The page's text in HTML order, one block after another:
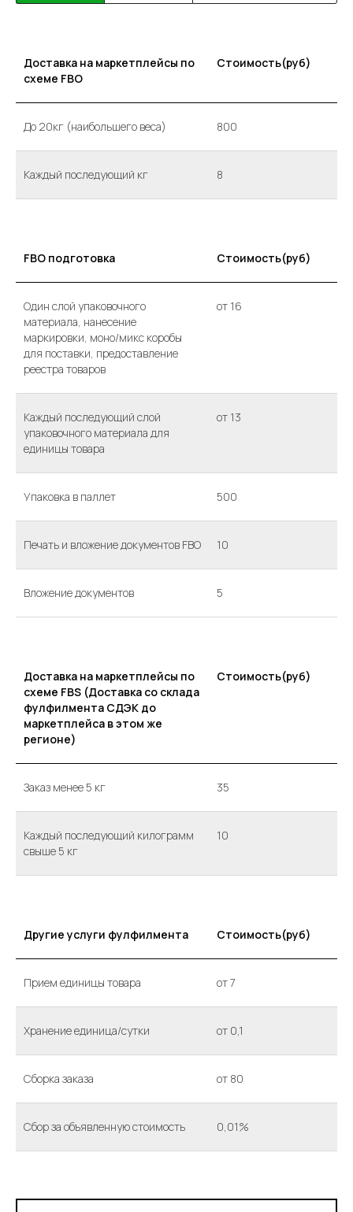
Доставка на маркетплейсы по
схеме FBO
Стоимость(руб)
До 20кг (наибольшего веса) 800
Каждый последующий кг 8
FBO подготовка Стоимость(руб)
Один слой упаковочного
материала, нанесение
маркировки, моно/микс коробы
для поставки, предоставление
реестра товаров
от 16
Каждый последующий слой
упаковочного материала для
единицы товара
от 13
Упаковка в паллет 500
Печать и вложение документов FBO 10
Вложение документов 5
Доставка на маркетплейсы по
схеме FBS (Доставка со склада
фулфилмента СДЭК до
маркетплейса в этом же
регионе)
Стоимость(руб)
Заказ менее 5 кг 35
Каждый последующий килограмм
свыше 5 кг
10
Другие услуги фулфилмента Стоимость(руб)
Прием единицы товара от 7
Хранение единица/сутки от 0,1
Сборка заказа от 80
Сбор за объявленную стоимость 0,01%